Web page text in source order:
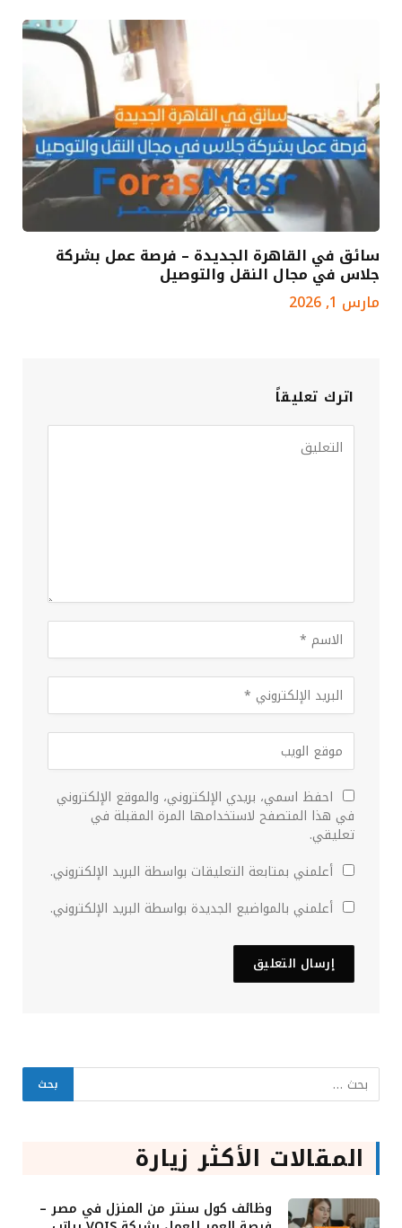
سائق في القاهرة الجديدة – فرصة عمل بشركة
جلاس في مجال النقل والتوصيل
مارس 1, 2026
اترك تعليقاً
احفظ اسمي، بريدي الإلكتروني، والموقع الإلكتروني
في هذا المتصفح لاستخدامها المرة المقبلة في
تعليقي.
أعلمني بمتابعة التعليقات بواسطة البريد الإلكتروني.
أعلمني بالمواضيع الجديدة بواسطة البريد الإلكتروني.
المقالات الأكثر زيارة
وظائف كول سنتر من المنزل في مصر –